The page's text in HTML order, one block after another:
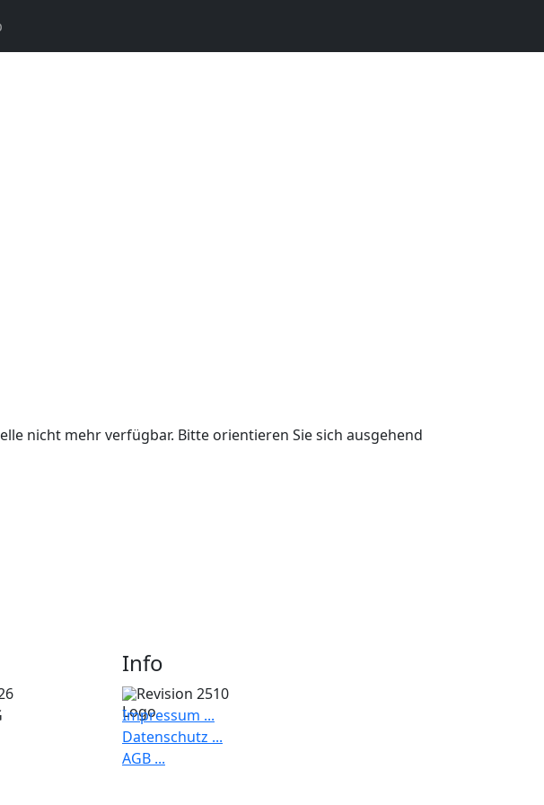
nicht mehr verfügbar. Bitte orientieren Sie sich ausgehend
Info
Revision 2510
Impressum ...
Datenschutz ...
AGB ...